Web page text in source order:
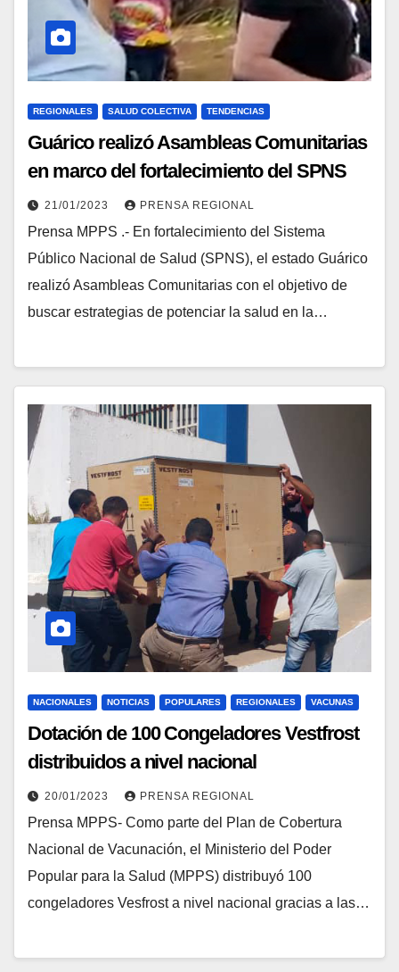
REGIONALES SALUD COLECTIVA TENDENCIAS
Guárico realizó Asambleas Comunitarias
en marco del fortalecimiento del SPNS
21/01/2023 PRENSA REGIONAL
Prensa MPPS .- En fortalecimiento del Sistema
Público Nacional de Salud (SPNS), el estado Guárico
realizó Asambleas Comunitarias con el objetivo de
buscar estrategias de potenciar la salud en la…
NACIONALES NOTICIAS POPULARES REGIONALES VACUNAS
Dotación de 100 Congeladores Vestfrost
distribuidos a nivel nacional
20/01/2023 PRENSA REGIONAL
Prensa MPPS- Como parte del Plan de Cobertura
Nacional de Vacunación, el Ministerio del Poder
Popular para la Salud (MPPS) distribuyó 100
congeladores Vesfrost a nivel nacional gracias a las…